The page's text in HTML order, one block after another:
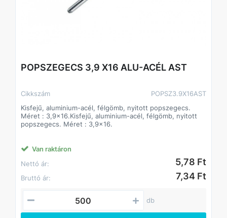
POPSZEGECS 3,9 X16 ALU-ACÉL AST
Cikkszám
POPSZ3.9X16AST
Kisfejű, aluminium-acél, félgömb, nyitott popszegecs.
Méret : 3,9x16.Kisfejű, aluminium-acél, félgömb, nyitott
popszegecs. Méret : 3,9x16.
Van raktáron
Nettó ár:
5,78 Ft
Bruttó ár: 7,34 Ft
db